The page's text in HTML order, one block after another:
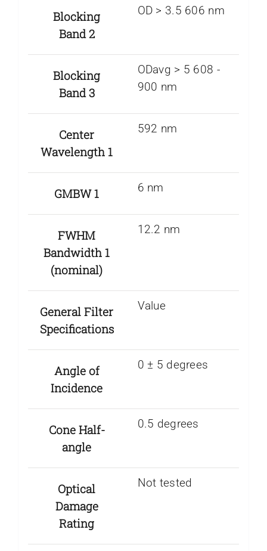
Blocking
Band 2
OD > 3.5 606 nm
Blocking
Band 3
ODavg > 5 608 ­-
900 nm
Center
Wavelength 1
592 nm
GMBW 1 6 nm
FWHM
Bandwidth 1
(nominal)
12.2 nm
General Filter
Specifications
Value
Angle of
Incidence
0 ± 5 degrees
Cone Half-
angle
0.5 degrees
Optical
Damage
Rating
Not tested